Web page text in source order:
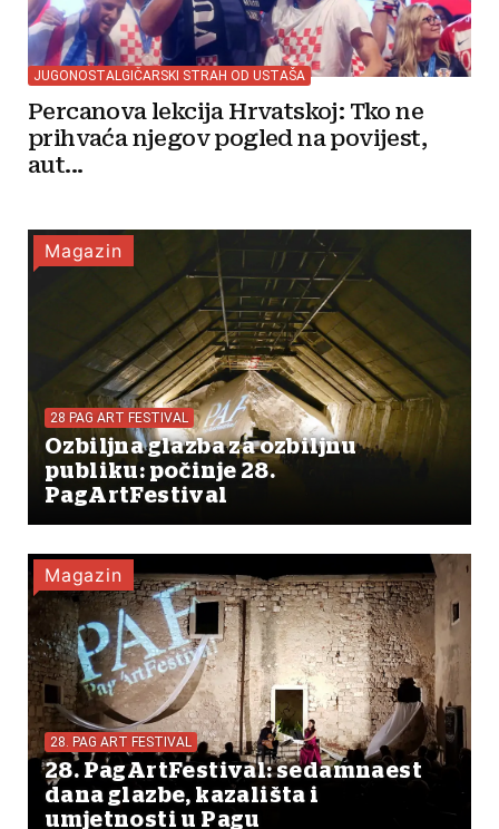
JUGONOSTALGIČARSKI STRAH OD USTAŠA
Percanova lekcija Hrvatskoj: Tko ne
prihvaća njegov pogled na povijest,
aut...
Magazin
28 PAG ART FESTIVAL
Ozbiljna glazba za ozbiljnu
publiku: počinje 28.
PagArtFestival
Magazin
28. PAG ART FESTIVAL
28. PagArtFestival: sedamnaest
dana glazbe, kazališta i
umjetnosti u Pagu